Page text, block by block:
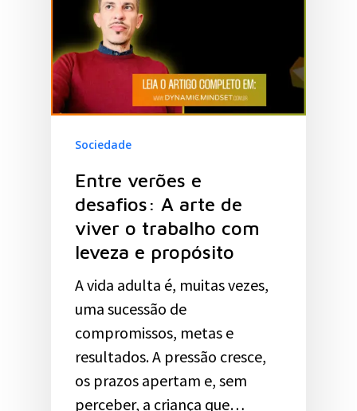
Sociedade
Entre verões e
desafios: A arte de
viver o trabalho com
leveza e propósito
A vida adulta é, muitas vezes,
uma sucessão de
compromissos, metas e
resultados. A pressão cresce,
os prazos apertam e, sem
perceber, a criança que…